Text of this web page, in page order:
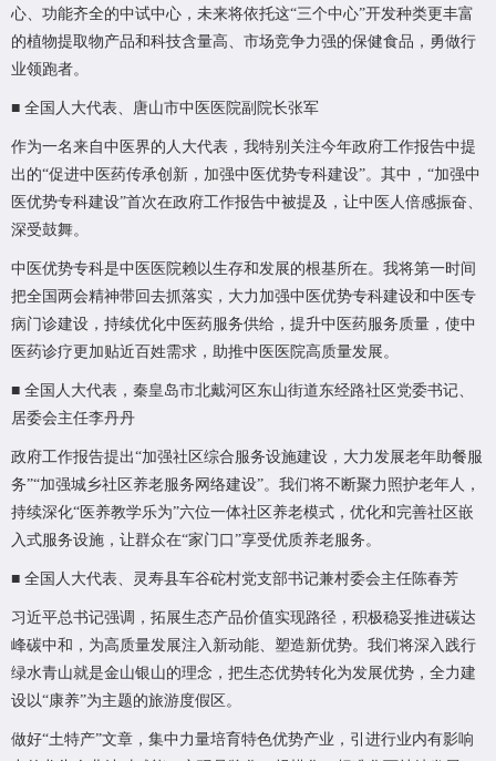
心、功能齐全的中试中心，未来将依托这“三个中心”开发种类更丰富
的植物提取物产品和科技含量高、市场竞争力强的保健食品，勇做行
业领跑者。
■ 全国人大代表、唐山市中医医院副院长张军
作为一名来自中医界的人大代表，我特别关注今年政府工作报告中提
出的“促进中医药传承创新，加强中医优势专科建设”。其中，“加强中
医优势专科建设”首次在政府工作报告中被提及，让中医人倍感振奋、
深受鼓舞。
中医优势专科是中医医院赖以生存和发展的根基所在。我将第一时间
把全国两会精神带回去抓落实，大力加强中医优势专科建设和中医专
病门诊建设，持续优化中医药服务供给，提升中医药服务质量，使中
医药诊疗更加贴近百姓需求，助推中医医院高质量发展。
■ 全国人大代表，秦皇岛市北戴河区东山街道东经路社区党委书记、
居委会主任李丹丹
政府工作报告提出“加强社区综合服务设施建设，大力发展老年助餐服
务”“加强城乡社区养老服务网络建设”。我们将不断聚力照护老年人，
持续深化“医养教学乐为”六位一体社区养老模式，优化和完善社区嵌
入式服务设施，让群众在“家门口”享受优质养老服务。
■ 全国人大代表、灵寿县车谷砣村党支部书记兼村委会主任陈春芳
习近平总书记强调，拓展生态产品价值实现路径，积极稳妥推进碳达
峰碳中和，为高质量发展注入新动能、塑造新优势。我们将深入践行
绿水青山就是金山银山的理念，把生态优势转化为发展优势，全力建
设以“康养”为主题的旅游度假区。
做好“土特产”文章，集中力量培育特色优势产业，引进行业内有影响